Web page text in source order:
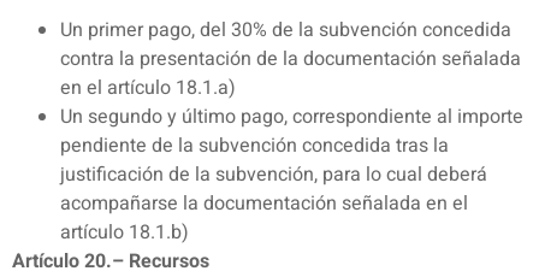
Un primer pago, del 30% de la subvención concedida
contra la presentación de la documentación señalada
en el artículo 18.1.a)
Un segundo y último pago, correspondiente al importe
pendiente de la subvención concedida tras la
justificación de la subvención, para lo cual deberá
acompañarse la documentación señalada en el
artículo 18.1.b)
Artículo 20.– Recursos